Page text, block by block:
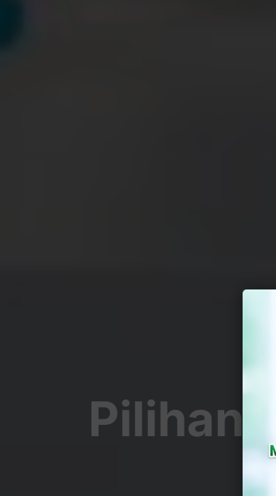
Pilihan